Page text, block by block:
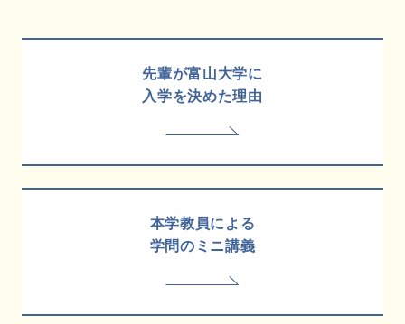
先輩が富山大学に
入学を決めた理由
本学教員による
学問のミニ講義